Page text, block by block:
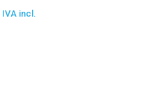
IVA incl.